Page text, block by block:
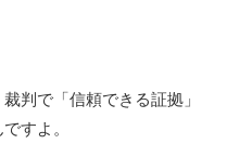
判で「信頼できる証拠」
すよ。